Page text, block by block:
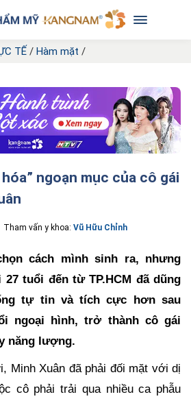
TẾ / Hàm mặt /
ngoạn mục của cô gái
Tham vấn y khoa: Vũ Hữu Chỉnh
cách mình sinh ra, nhưng
27 tuổi đến từ TP.HCM đã dũng
tự tin và tích cực hơn sau
ngoại hình, trở thành cô gái
năng lượng.
Minh Xuân đã phải đối mặt với dị
cô phải trải qua nhiều ca phẫu